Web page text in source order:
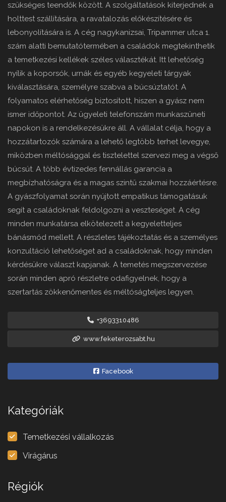
szükséges teendők között. A szolgáltatások kiterjednek a
holttest szállítására, a ravatalozás előkészítésére és
lebonyolítására is. A cég nagykanizsai, Tripammer utca 1.
szám alatti bemutatótermében a családok megtekinthetik
a temetkezési kellékek széles választékát. Itt lehetőség
nyílik a koporsók, urnák és egyéb kegyeleti tárgyak
kiválasztására, személyre szabva a búcsúztatót. A
folyamatos elérhetőség biztosított, hiszen a gyász nem
ismer időpontot. Az ügyeleti telefonszám munkaszüneti
napokon is a rendelkezésükre áll. A vállalat célja, hogy a
hozzátartozók számára a lehető legtöbb terhet levegye,
miközben méltósággal és tisztelettel szervezi meg a végső
búcsút. A több évtizedes fennállás garancia a
megbízhatóságra és a magas szintű szakmai hozzáértésre.
A gyászfolyamat során nyújtott empatikus támogatásuk
segít a családoknak feldolgozni a veszteséget. A cég
minden munkatársa elkötelezett a kegyeletteljes
bánásmód mellett. A részletes tájékoztatás és a személyes
konzultáció lehetőséget ad a családoknak, hogy minden
kérdésükre választ kapjanak. A temetés megszervezése
során minden apró részletre odafigyelnek, hogy a
szertartás zökkenőmentes és méltóságteljes legyen.
+3693310486
www.feketerozsabt.hu
Facebook
Kategóriák
Temetkezési vállalkozás
Virágárus
Régiók